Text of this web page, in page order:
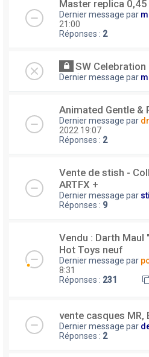
Master replica 0,45
Dernier message par
21:00
Réponses : 2
SW
Dernier message par
Animated Gentle &
Dernier message par
2022 19:07
Réponses : 2
Vente de stish -
ARTFX +
Dernier message par
Réponses : 9
Vendu : Darth
Hot Toys neuf
Dernier message par
8:31
Réponses : 231
vente casques MR,
Dernier message par
Réponses : 2